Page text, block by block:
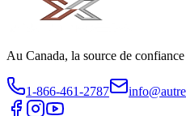
Au Canada, la source de
1-866-461-2787